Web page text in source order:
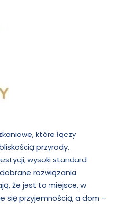
które łączy
przyrody.
wysoki standard
rozwiązania
że jest to miejsce, w
się przyjemnością, a dom –